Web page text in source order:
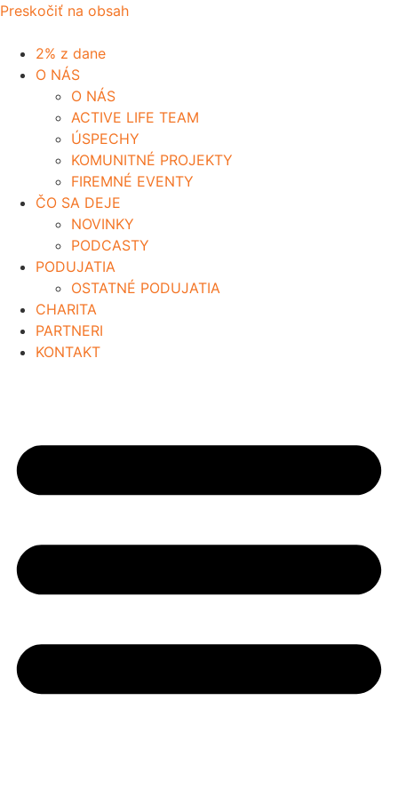
Preskočiť na obsah
2% z dane
O NÁS
O NÁS
ACTIVE LIFE TEAM
ÚSPECHY
KOMUNITNÉ PROJEKTY
FIREMNÉ EVENTY
ČO SA DEJE
NOVINKY
PODCASTY
PODUJATIA
OSTATNÉ PODUJATIA
CHARITA
PARTNERI
KONTAKT